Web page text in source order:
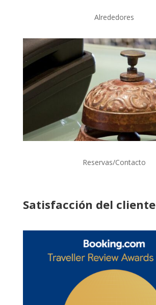
Alrededores
Reservas/Contacto
Satisfacción del cliente